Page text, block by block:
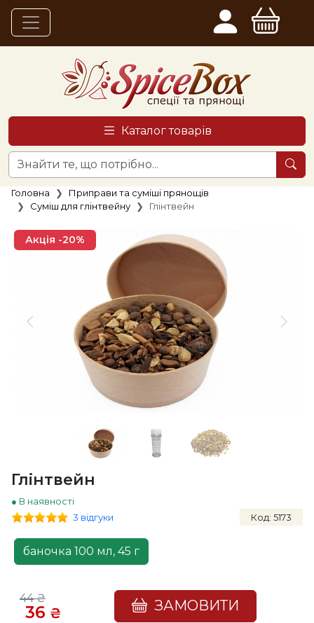
Каталог товарів
Головна
Приправи та суміші прянощів
Суміш для глінтвейну
Глінтвейн
Акція -20%
Глінтвейн
● В наявності
3 відгуки
Код: 5173
баночка 100 мл, 45 г
44₴
36 ₴ ЗАМОВИТИ